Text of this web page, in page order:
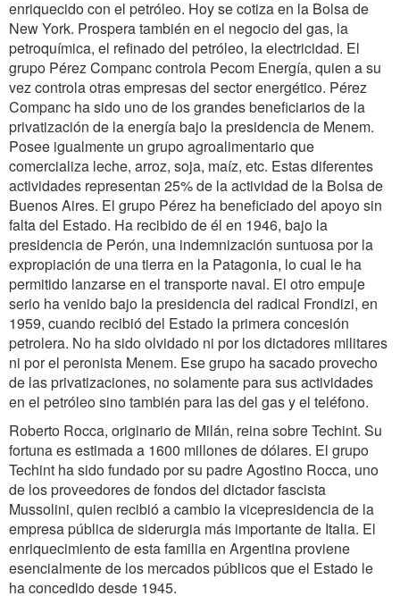
enriquecido con el petróleo. Hoy se cotiza en la Bolsa de
New York. Prospera también en el negocio del gas, la
petroquímica, el refinado del petróleo, la electricidad. El
grupo Pérez Companc controla Pecom Energía, quien a su
vez controla otras empresas del sector energético. Pérez
Companc ha sido uno de los grandes beneficiarios de la
privatización de la energía bajo la presidencia de Menem.
Posee igualmente un grupo agroalimentario que
comercializa leche, arroz, soja, maíz, etc. Estas diferentes
actividades representan 25% de la actividad de la Bolsa de
Buenos Aires. El grupo Pérez ha beneficiado del apoyo sin
falta del Estado. Ha recibido de él en 1946, bajo la
presidencia de Perón, una indemnización suntuosa por la
expropiación de una tierra en la Patagonia, lo cual le ha
permitido lanzarse en el transporte naval. El otro empuje
serio ha venido bajo la presidencia del radical Frondizi, en
1959, cuando recibió del Estado la primera concesión
petrolera. No ha sido olvidado ni por los dictadores militares
ni por el peronista Menem. Ese grupo ha sacado provecho
de las privatizaciones, no solamente para sus actividades
en el petróleo sino también para las del gas y el teléfono.
Roberto Rocca, originario de Milán, reina sobre Techint. Su
fortuna es estimada a 1600 millones de dólares. El grupo
Techint ha sido fundado por su padre Agostino Rocca, uno
de los proveedores de fondos del dictador fascista
Mussolini, quien recibió a cambio la vicepresidencia de la
empresa pública de siderurgia más importante de Italia. El
enriquecimiento de esta familia en Argentina proviene
esencialmente de los mercados públicos que el Estado le
ha concedido desde 1945.